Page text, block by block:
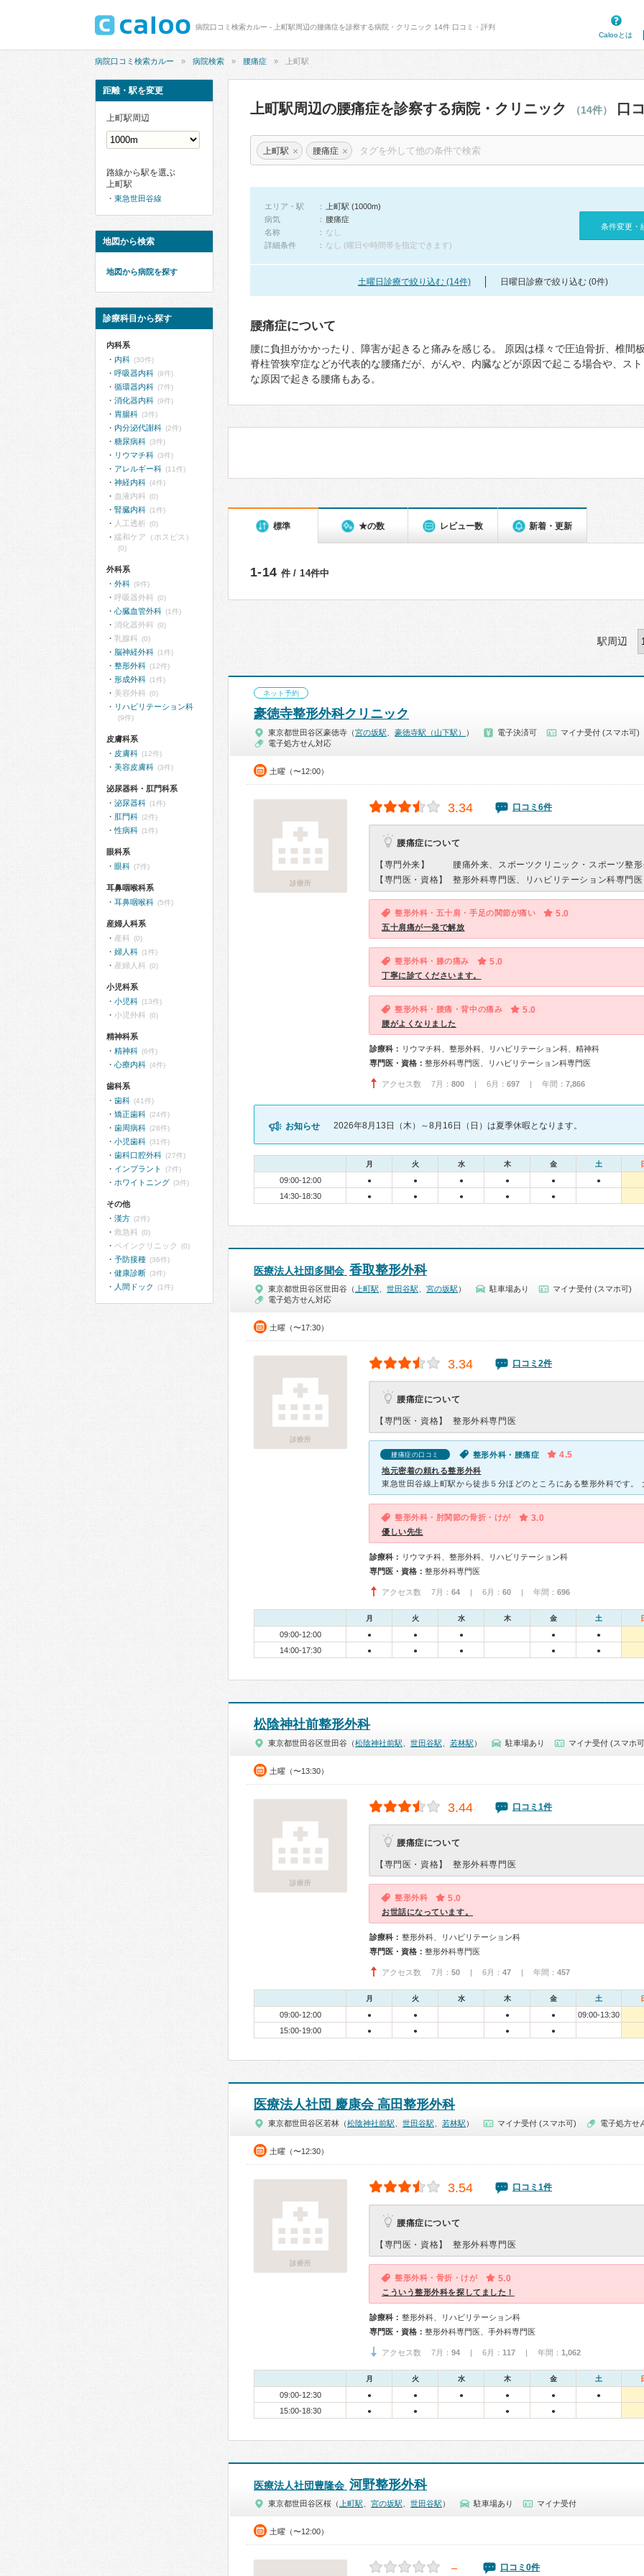
病院口コミ検索カルー - 上町駅周辺の腰痛症を診察する病院・クリニック 14件 口コミ・評判
Calooとは
病院口コミ検索カルー 病院検索 腰痛症 上町駅
上町駅周辺の腰痛症を診察する病院・クリニック （14件） 口
上町駅 × 腰痛症 ×
エリア・駅
上町駅 (1000m)
病気
腰痛症
名称
なし
詳細条件
なし (曜日や時間帯を指定できます)
条件変更・
土曜日診療で絞り込む (14件) 日曜日診療で絞り込む (0件)
腰痛症について
腰に負担がかかったり、障害が起きると痛みを感じる。 原因は様々で圧迫骨折、椎間
脊柱管狭窄症などが代表的な腰痛だが、がんや、内臓などが原因で起こる場合や、ス
な原因で起きる腰痛もある。
標準 ★の数 レビュー数 新着・更新
1-14 件 / 14件中
駅周辺
ネット予約
豪徳寺整形外科クリニック
東京都世田谷区豪徳寺（宮の坂駅 豪徳寺駅（山下駅） ） 電子決済可
マイナ受付 (スマホ可)
電子処方せん対応
土曜（〜12:00）
診療所
3.34 口コミ6件
腰痛症について
【専門外来】
腰痛外来、スポーツクリニック・スポーツ整
【専門医・資格】
整形外科専門医、リハビリテーション科専門医
整形外科・五十肩・手足の関節が痛い 5.0
五十肩痛が一発で解放
整形外科・膝の痛み 5.0
丁寧に診てくださいます。
整形外科・腰痛・背中の痛み 5.0
腰がよくなりました
診療科： リウマチ科、整形外科、リハビリテーション科、精神科
専門医・資格： 整形外科専門医、リハビリテーション科専門医
アクセス数 7月： 800 | 6月： 697 | 年間： 7,866
お知らせ 2026年8月13日（木）～8月16日（日）は夏季休暇となります。
月 火 水 木 金 土
09:00-12:00 ● ● ● ● ● ●
14:30-18:30 ● ● ● ● ●
医療法人社団多聞会 香取整形外科
東京都世田谷区世田谷（ 上町駅 世田谷駅 宮の坂駅 ） 駐車場あり
マイナ受付 (スマホ可)
電子処方せん対応
土曜（〜17:30）
診療所
3.34 口コミ2件
腰痛症について
【専門医・資格】 整形外科専門医
腰痛症の口コミ 整形外科・腰痛症 4.5
地元密着の頼れる整形外科
整形外科・肘関節の骨折・けが 3.0
優しい先生
診療科： リウマチ科、整形外科、リハビリテーション科
専門医・資格： 整形外科専門医
アクセス数 7月： 64 | 6月： 60 | 年間： 696
月 火 水 木 金 土
09:00-12:00 ● ● ● ● ●
14:00-17:30 ● ● ● ● ●
松陰神社前整形外科
東京都世田谷区世田谷（松陰神社前駅 世田谷駅 若林駅 ） 駐車場あり マイナ受付 (スマホ
土曜（〜13:30）
診療所
3.44 口コミ1件
腰痛症について
【専門医・資格】 整形外科専門医
整形外科 5.0
お世話になっています。
診療科： 整形外科、リハビリテーション科
専門医・資格： 整形外科専門医
アクセス数 7月： 50 | 6月： 47 | 年間： 457
月 火 水 木 金 土
09:00-12:00 ● ● ● ●
09:00-13:30
15:00-19:00
● ● ● ●
医療法人社団 慶康会 高田整形外科
東京都世田谷区若林（松陰神社前駅 世田谷駅 若林駅 ） マイナ受付 (スマホ可) 電子処方せ
土曜（〜12:30）
診療所
3.54 口コミ1件
腰痛症について
【専門医・資格】 整形外科専門医
整形外科・骨折・けが 5.0
こういう整形外科を探してました！
診療科： 整形外科、リハビリテーション科
専門医・資格： 整形外科専門医、手外科専門医
アクセス数 7月： 94 | 6月： 117 | 年間： 1,062
月 火 水 木 金 土
09:00-12:30 ● ● ● ● ● ●
15:00-18:30 ● ● ● ●
医療法人社団豊隆会 河野整形外科
東京都世田谷区桜（ 上町駅 宮の坂駅 世田谷駅 ） 駐車場あり マイナ受付
土曜（〜12:00）
－ 口コミ0件
距離・駅を変更
上町駅周辺
路線から駅を選ぶ
上町駅
東急世田谷線
地図から検索
地図から病院を探す
診療科目から探す
内科系
内科 (30件)
呼吸器内科 (8件)
循環器内科 (7件)
消化器内科 (9件)
胃腸科 (3件)
内分泌代謝科 (2件)
糖尿病科 (3件)
リウマチ科 (3件)
アレルギー科 (11件)
神経内科 (4件)
血液内科 (0)
腎臓内科 (1件)
人工透析 (0)
緩和ケア（ホスピス）
(0)
外科系
外科 (9件)
呼吸器外科 (0)
心臓血管外科 (1件)
消化器外科 (0)
乳腺科 (0)
脳神経外科 (1件)
整形外科 (12件)
形成外科 (1件)
美容外科 (0)
リハビリテーション科
(9件)
皮膚科系
皮膚科 (12件)
美容皮膚科 (3件)
泌尿器科・肛門科系
泌尿器科 (1件)
肛門科 (2件)
性病科 (1件)
眼科系
眼科 (7件)
耳鼻咽喉科系
耳鼻咽喉科 (5件)
産婦人科系
産科 (0)
婦人科 (1件)
産婦人科 (0)
小児科系
小児科 (13件)
小児外科 (0)
精神科系
精神科 (6件)
心療内科 (4件)
歯科系
歯科 (41件)
矯正歯科 (24件)
歯周病科 (28件)
小児歯科 (31件)
歯科口腔外科 (27件)
インプラント (7件)
ホワイトニング (3件)
その他
漢方 (2件)
救急科 (0)
ペインクリニック (0)
予防接種 (36件)
健康診断 (3件)
人間ドック (1件)